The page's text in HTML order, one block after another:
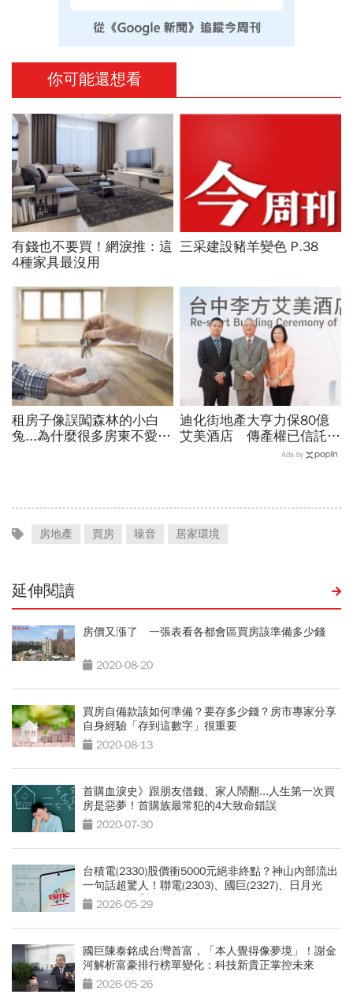
你可能還想看
有錢也不要買！網淚推：這
4種家具最沒用
三采建設豬羊變色 P.38
租房子像誤闖森林的小白
兔...為什麼很多房東不愛簽
迪化街地產大亨力保80億
艾美酒店 傳產權已信託給
股東 避免失去最後王牌
Ads by
房地產 買房 噪音 居家環境
延伸閱讀
房價又漲了 一張表看各都會區買房該準備多少錢
2020-08-20
買房自備款該如何準備？要存多少錢？房市專家分享
自身經驗「存到這數字」很重要
2020-08-13
首購血淚史》跟朋友借錢、家人鬧翻...人生第一次買
房是惡夢！首購族最常犯的4大致命錯誤
2020-07-30
台積電(2330)股價衝5000元絕非終點？神山內部流出
一句話超驚人！聯電(2303)、國巨(2327)、日月光
(3711)...老手揭最賺買法
2026-05-29
國巨陳泰銘成台灣首富，「本人覺得像夢境」！謝金
河解析富豪排行榜單變化：科技新貴正掌控未來
2026-05-26